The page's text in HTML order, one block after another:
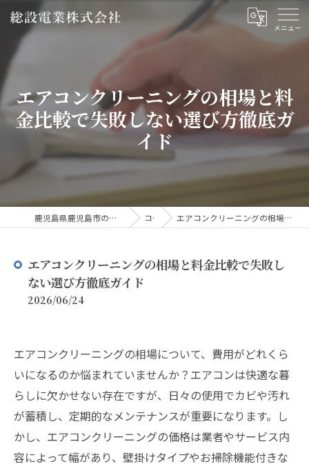
エアコンクリーニングの相場と料
金比較で失敗しない選び方徹底ガ
イド
鹿児島県鹿児島市のリフォームなら総設電業株式会社 コラム エアコンクリーニングの相場と料金比較で失敗しない選び方徹底ガイド
エアコンクリーニングの相場と料金比較で失敗し
ない選び方徹底ガイド
2026/06/24
エアコンクリーニングの相場について、費用がどれくら
いになるのか悩まれていませんか？エアコンは快適な暮
らしに欠かせない存在ですが、日々の使用でカビや汚れ
が蓄積し、定期的なメンテナンスが重要になります。し
かし、エアコンクリーニングの価格は業者やサービス内
容によって幅があり、壁掛けタイプやお掃除機能付きな